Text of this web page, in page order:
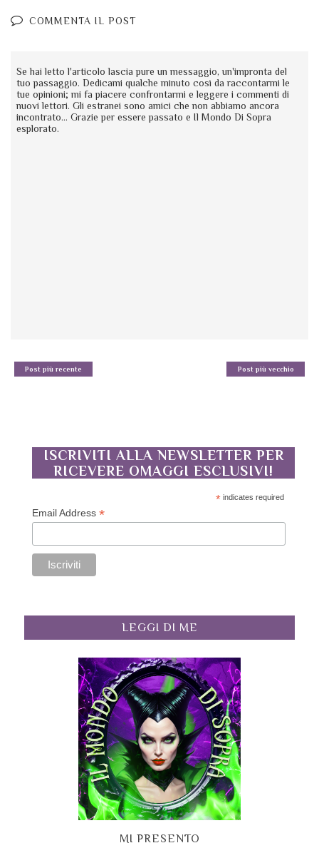
COMMENTA IL POST
Se hai letto l'articolo lascia pure un messaggio, un'impronta del
tuo passaggio. Dedicami qualche minuto così da raccontarmi le
tue opinioni; mi fa piacere confrontarmi e leggere i commenti di
nuovi lettori. Gli estranei sono amici che non abbiamo ancora
incontrato... Grazie per essere passato e Il Mondo Di Sopra
esplorato.
Post più recente Post più vecchio
ISCRIVITI ALLA NEWSLETTER PER
RICEVERE OMAGGI ESCLUSIVI!
* indicates required
Email Address*
LEGGI DI ME
MI PRESENTO